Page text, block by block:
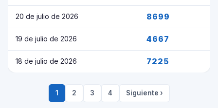
20 de julio de 2026 8699
19 de julio de 2026 4667
18 de julio de 2026 7225
1 2 3 4 Siguiente ›